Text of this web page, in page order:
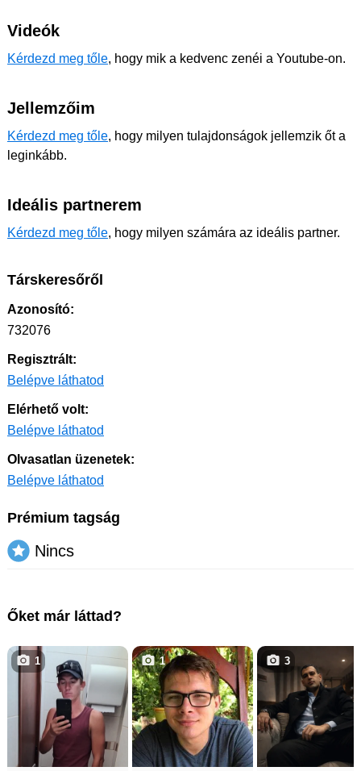
Videók
Kérdezd meg tőle, hogy mik a kedvenc zenéi a Youtube-on.
Jellemzőim
Kérdezd meg tőle, hogy milyen tulajdonságok jellemzik őt a
leginkább.
Ideális partnerem
Kérdezd meg tőle, hogy milyen számára az ideális partner.
Társkeresőről
Azonosító:
732076
Regisztrált:
Belépve láthatod
Elérhető volt:
Belépve láthatod
Olvasatlan üzenetek:
Belépve láthatod
Prémium tagság
Nincs
Őket már láttad?
1 1 3